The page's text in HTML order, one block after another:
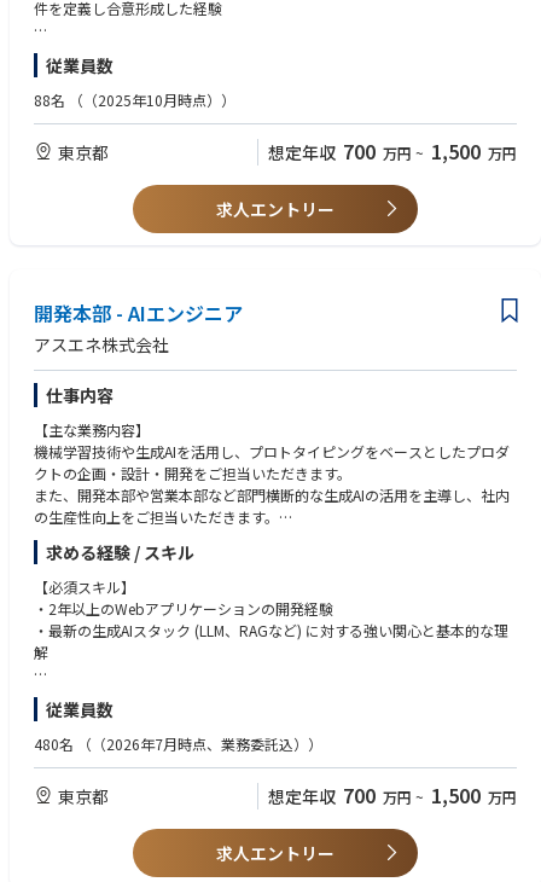
た」と言える領域です。だからこそ、「売って終わり」ではなく、プロダ
の事業成果まで見届けます。
・ABM（アカウント ベースド マーケティング）戦略の立案、アカウント
・顧客・業界の開拓、経営層・現場キーパーソンとの関係構築
・ソリューションの価値設計・提案（プロダクト／アルゴリズムエンジニ
アと共創）・導入を目指します
や既存の深耕営業、マーケティング活動、新規事業など、幅広くご活躍の
フィールドを拡張していただくことを期待しています。
■ポジションの魅力
・日本のインフラを支える大手企業を相手に、社会的インパクトの大きな
・真の顧客課題に寄り添った提案が可能で、チャーン率0%の実績がクラ
イアントの満足度を示しています。
・世界最高峰のアルゴリズムエンジニアが在籍し、他社では実現できない
高難易度の課題に挑めます。競合不在の「計画DX」領域で、唯一無二のポ
ジションを築いています。
・拡大期の組織であるため、事業のコアに近い距離で意思決定に関わるこ
とができます。
・志向性に合わせて、幅広くご活躍のフィールドを拡張していただけま
す。
・大手インフラ企業を顧客に持つ安定した事業基盤と、ベンチャーならで
はのスピード感を両立できます。
・完成されたプロダクトではなく、拡大期のAIプロダクトの成長を顧客フ
ロントとして共に作っていけます。
■カルチャー/価値観
・価値に向かう
・ドリームチーム
・協奏的進化
上記の3つのバリューを大切にし、長期・高難度・不確実な課題に立ち向
かうために、価値観に基づく組織であることを重視しています。
件を定義し合意形成した経験
【歓迎スキル】
・製造／エネルギー／化学／物流／インフラ／鉄道など、重厚長大産業で
の実務経験または深い知見
経験
・レイターステージのスタートアップ／メガベンチャーでBizDev・PdM・
営業企画など幅広い役割を経験
【求める人物像】
・役割に縛られず、チームでスケールする仕組みをつくることに喜びを感
じる
従業員数
88名 （（2025年10月時点））
東京都 想定年収 700 万円 ~ 1,500 万円
求人エントリー
開発本部 - AIエンジニア
アスエネ株式会社
仕事内容
【主な業務内容】
機械学習技術や生成AIを活用し、プロトタイピングをベースとしたプロダ
クトの企画・設計・開発をご担当いただきます。
また、開発本部や営業本部など部門横断的な生成AIの活用を主導し、社内
の生産性向上をご担当いただきます。
・生成AIに関する技術情報のキャッチアップと社内共有
・生成AI アプリケーションを構築するためのフレームワークとコンポーネ
ントの開発
・サードパーティ生成AI製品とアスエネプロダクト間の統合を開発および
運用
・プロトタイピングと仮説検証を通じた新規サービス開発と改善基盤の整
備
【開発環境】
・フレームワーク: Laravel, Express, Nest JS
・開発言語: PHP, Python
・インフラプラットフォーム: AWS, GCP
・データベース: PostgreSQL
・プロジェクト管理 / 情報共有ツール：Notion
求める経験 / スキル
【必須スキル】
・2年以上のWebアプリケーションの開発経験
・最新の生成AIスタック (LLM、RAGなど) に対する強い関心と基本的な理
解
【歓迎スキル】
・オープンソースおよびクローズドソースLLMのプロンプト作成経験
・特にLLMとプロンプトエンジニアリングに関する最新の機械学習研究
こと
・AI関連の学位（学士以上）または同等の職務経験
・LLM（GPT-3, GPT-4など）を用いた開発経験
【求める人物像】
従業員数
480名 （（2026年7月時点、業務委託込））
東京都 想定年収 700 万円 ~ 1,500 万円
求人エントリー